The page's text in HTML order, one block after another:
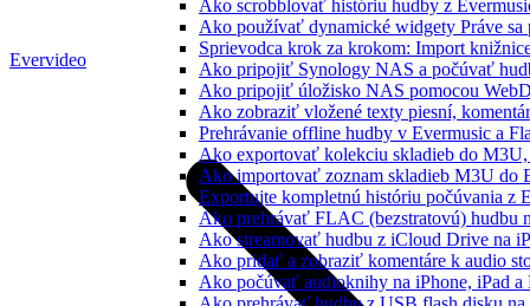
Ako scrobblovať históriu hudby z
Ako používať dynamické widgety Práve sa
Sprievodca krok za krokom: Import
Ako pripojiť Synology NAS a počúvať
Ako pripojiť úložisko NAS pomocou
Ako zobraziť vložené texty piesní,
Prehrávanie offline hudby v Evermusic a
Ako exportovať kolekciu skladieb do
Ako importovať zoznam skladieb M3U do
Exportujte kompletnú históriu počúvania z
Ako prehrávať FLAC (bezstratovú) hudbu
Ako streamovať hudbu z iCloud Drive na
Ako pridať a zobraziť komentáre k audio
Ako počúvať audioknihy na iPhone, iPad a
Evervideo